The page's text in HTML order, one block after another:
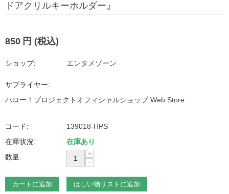
ドアクリルキーホルダー』
850 円 (税込)
ショップ: エンタメゾーン
サプライヤー:
ハロー！プロジェクトオフィシャルショップ Web Store
コード:
139018-HPS
在庫状況:
在庫あり
数量:
+
−
カートに追加 ほしい物リストに追加